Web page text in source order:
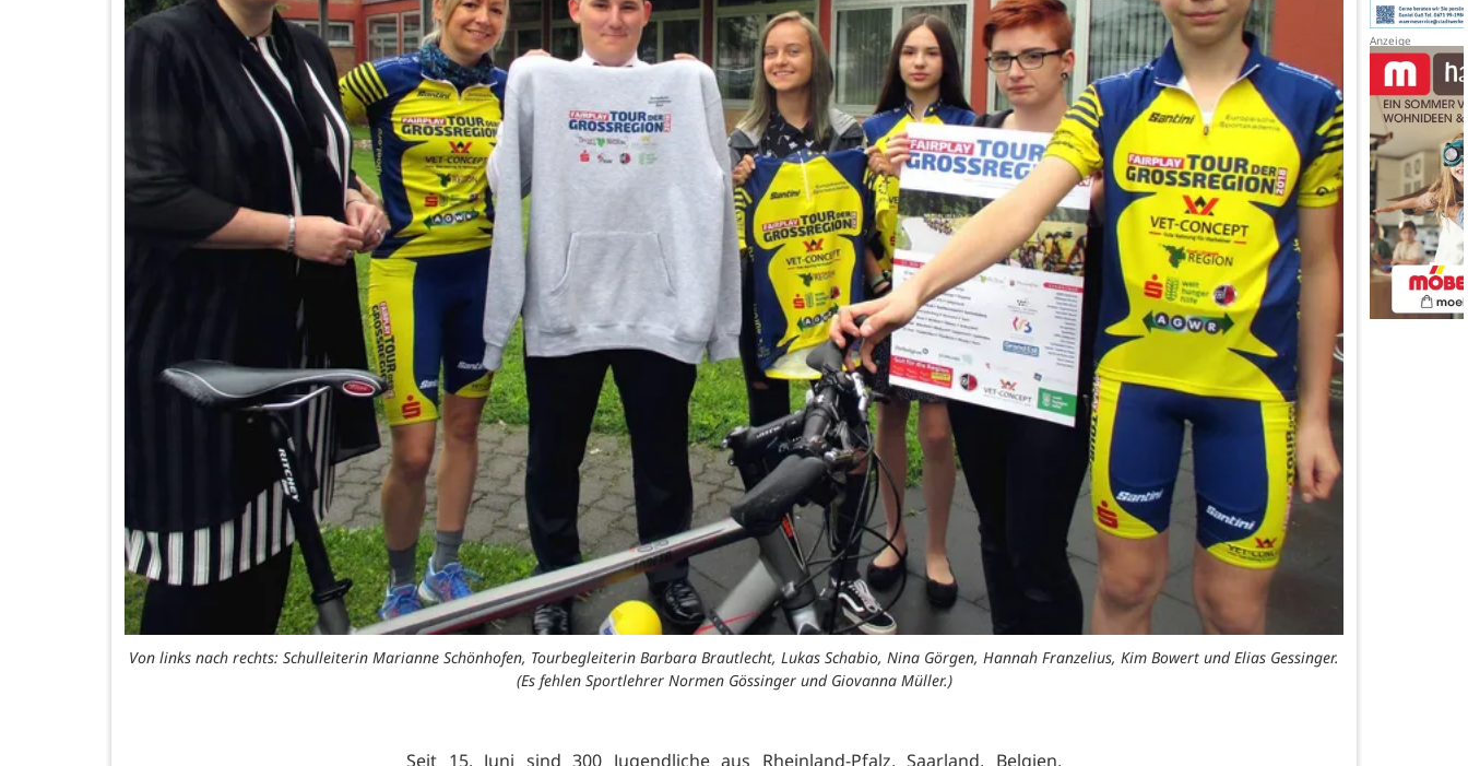
Von links nach rechts: Schulleiterin Marianne Schönhofen, Tourbegleiterin Barbara Brautlecht, Lukas Schabio, Nina Görgen, Hannah Franzelius, Kim Bowert und Elias Gessinger.
(Es fehlen Sportlehrer Normen Gössinger und Giovanna Müller.)
Seit 15. Juni sind 300 Jugendliche aus Rheinland-Pfalz, Saarland, Belgien,